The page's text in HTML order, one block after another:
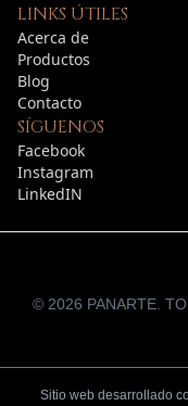
LINKS ÚTILES
Acerca de
Productos
Blog
Contacto
SÍGUENOS
Facebook
Instagram
LinkedIN
© 2026 PANARTE.
Sitio web desarrollado